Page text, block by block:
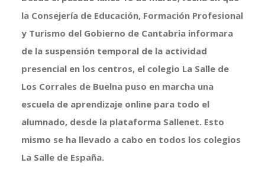
la Consejería de Educación, Formación Profesional
y Turismo del Gobierno de Cantabria informara
de la suspensión temporal de la actividad
presencial en los centros, el colegio La Salle de
Los Corrales de Buelna puso en marcha una
escuela de aprendizaje online para todo el
alumnado, desde la plataforma Sallenet. Esto
mismo se ha llevado a cabo en todos los colegios
La Salle de España.